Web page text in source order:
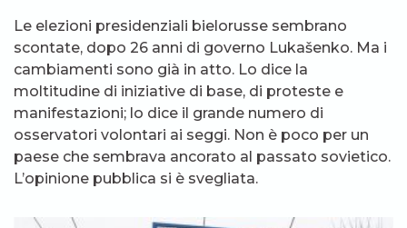
Le elezioni presidenziali bielorusse sembrano
scontate, dopo 26 anni di governo Lukašenko. Ma i
cambiamenti sono già in atto. Lo dice la
moltitudine di iniziative di base, di proteste e
manifestazioni; lo dice il grande numero di
osservatori volontari ai seggi. Non è poco per un
paese che sembrava ancorato al passato sovietico.
L’opinione pubblica si è svegliata.